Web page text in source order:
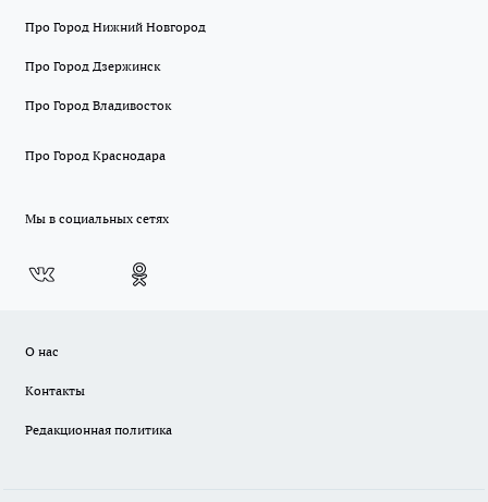
Про Город Нижний Новгород
Про Город Дзержинск
Про Город Владивосток
Про Город Краснодара
Мы в социальных сетях
О нас
Контакты
Редакционная политика